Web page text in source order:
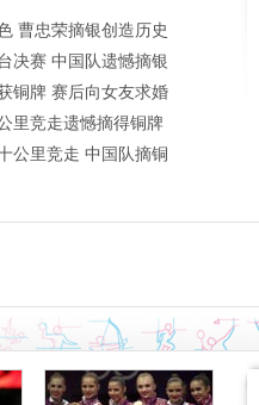
曹忠荣摘银创造历史
决赛 中国队遗憾摘银
铜牌 赛后向女友求婚
里竞走遗憾摘得铜牌
公里竞走 中国队摘铜